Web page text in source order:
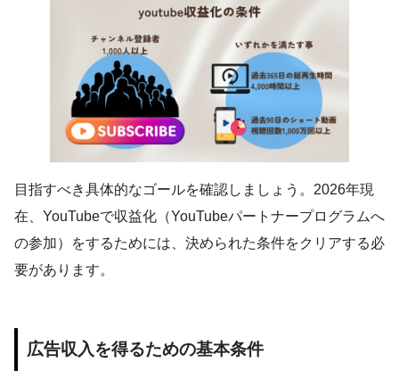
目指すべき具体的なゴールを確認しましょう。2026年現
在、YouTubeで収益化（YouTubeパートナープログラムへ
の参加）をするためには、決められた条件をクリアする必
要があります。
広告収入を得るための基本条件